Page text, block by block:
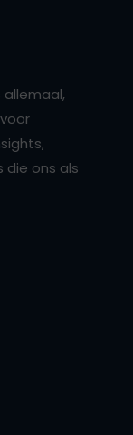
die ons als